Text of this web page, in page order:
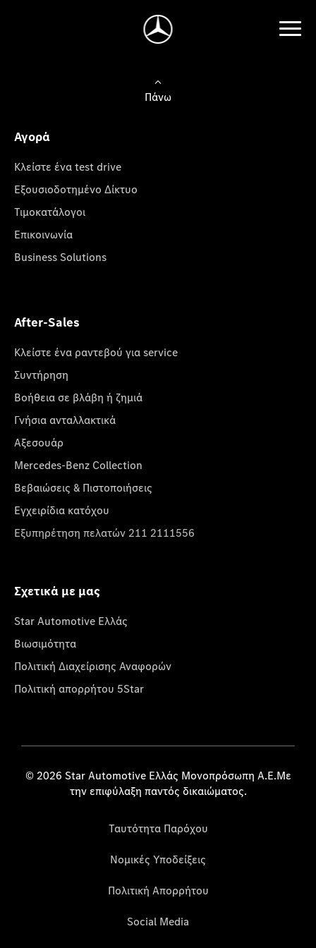
Πάνω
Αγορά
Κλείστε ένα test drive
Εξουσιοδοτημένο Δίκτυο
Τιμοκατάλογοι
Επικοινωνία
Business Solutions
After-Sales
Κλείστε ένα ραντεβού για service
Συντήρηση
Βοήθεια σε βλάβη ή ζημιά
Γνήσια ανταλλακτικά
Αξεσουάρ
Mercedes-Benz Collection
Βεβαιώσεις & Πιστοποιήσεις
Εγχειρίδια κατόχου
Εξυπηρέτηση πελατών 211 2111556
Σχετικά με μας
Star Automotive Ελλάς
Βιωσιμότητα
Πολιτική Διαχείρισης Αναφορών
Πολιτική απορρήτου 5Star
© 2026 Star Automotive Ελλάς Μονοπρόσωπη Α.Ε.Με
την επιφύλαξη παντός δικαιώματος.
Ταυτότητα Παρόχου
Νομικές Υποδείξεις
Πολιτική Απορρήτου
Social Media